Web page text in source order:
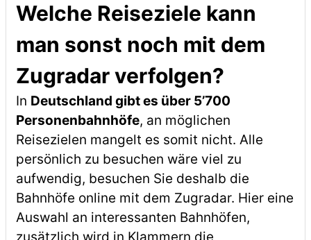
Welche Reiseziele kann
man sonst noch mit dem
Zugradar verfolgen?
In Deutschland gibt es über 5’700
Personenbahnhöfe, an möglichen
Reisezielen mangelt es somit nicht. Alle
persönlich zu besuchen wäre viel zu
aufwendig, besuchen Sie deshalb die
Bahnhöfe online mit dem Zugradar. Hier eine
Auswahl an interessanten Bahnhöfen,